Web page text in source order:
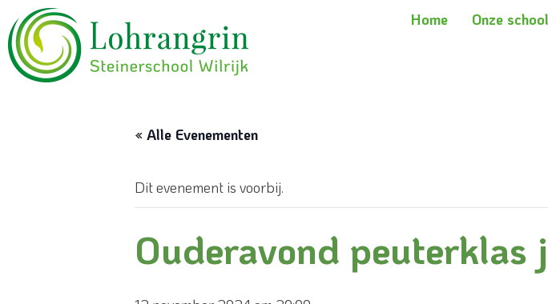
Home Onze school
« Alle Evenementen
Dit evenement is voorbij.
Ouderavond